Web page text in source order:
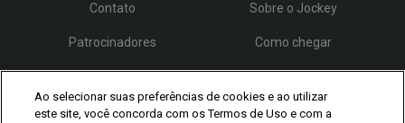
Contato Sobre o Jockey
Patrocinadores Como chegar
Credenciamento FAQ
Ao selecionar suas preferências de cookies e ao utilizar
este site, você concorda com os Termos de Uso e com a